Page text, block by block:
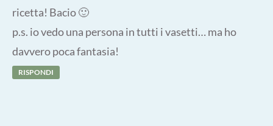
ricetta! Bacio 🙂
p.s. io vedo una persona in tutti i vasetti… ma ho
davvero poca fantasia!
RISPONDI